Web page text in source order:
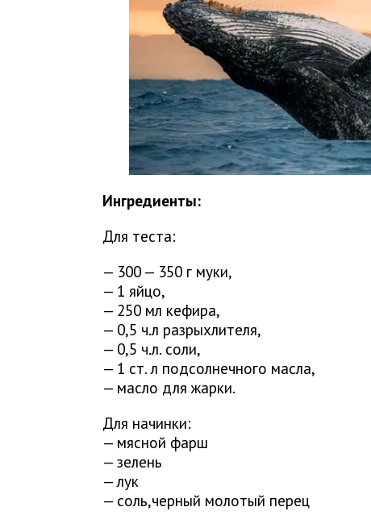
Ингредиенты:
Для теста:
— 300 — 350 г муки,
— 1 яйцо,
— 250 мл кефира,
— 0,5 ч.л разрыхлителя,
— 0,5 ч.л. соли,
— 1 ст. л подсолнечного масла,
— масло для жарки.
Для начинки:
— мясной фарш
— зелень
— лук
— соль,черный молотый перец